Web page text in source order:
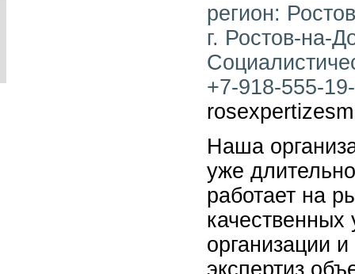
регион:
г. Ростов-на-
+7-918-555-
Наша
уже
работает на
качественных
организации
экспертиз